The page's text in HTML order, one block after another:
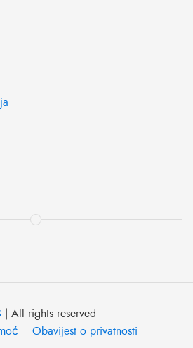
| All rights reserved
Obavijest o privatnosti